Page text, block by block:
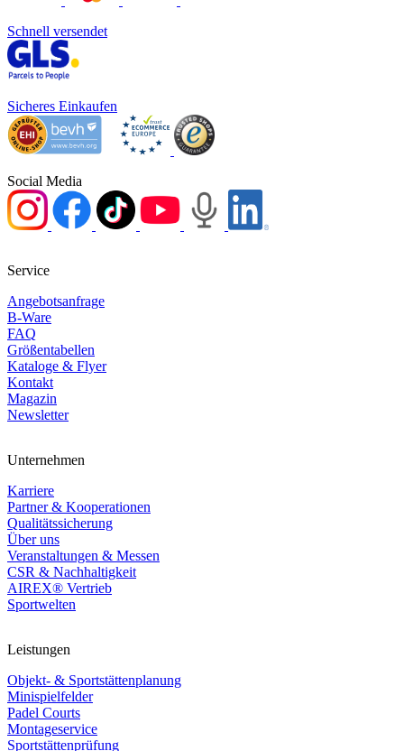
Schnell versendet
Sicheres Einkaufen
Social Media
Service
Angebotsanfrage
B-Ware
FAQ
Größentabellen
Kataloge & Flyer
Kontakt
Magazin
Newsletter
Unternehmen
Karriere
Partner & Kooperationen
Qualitätssicherung
Über uns
Veranstaltungen & Messen
CSR & Nachhaltigkeit
AIREX® Vertrieb
Sportwelten
Leistungen
Objekt- & Sportstättenplanung
Minispielfelder
Padel Courts
Montageservice
Sportstättenprüfung